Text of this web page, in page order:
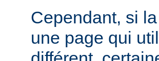
Cependant, si
une page qui